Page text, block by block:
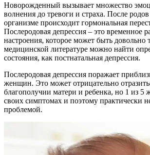
Новорожденный вызывает множество
волнения до тревоги и страха. После
организме происходит гормональная
Послеродовая депрессия – это временное
настроения, которое может быть
медицинской литературе можно найти
состояния, как постнатальная депрессия.
Послеродовая депрессия поражает
женщин. Это может отрицательно
благополучии матери и ребенка, но 1 из 5
своих симптомах и поэтому практически
проблемой.